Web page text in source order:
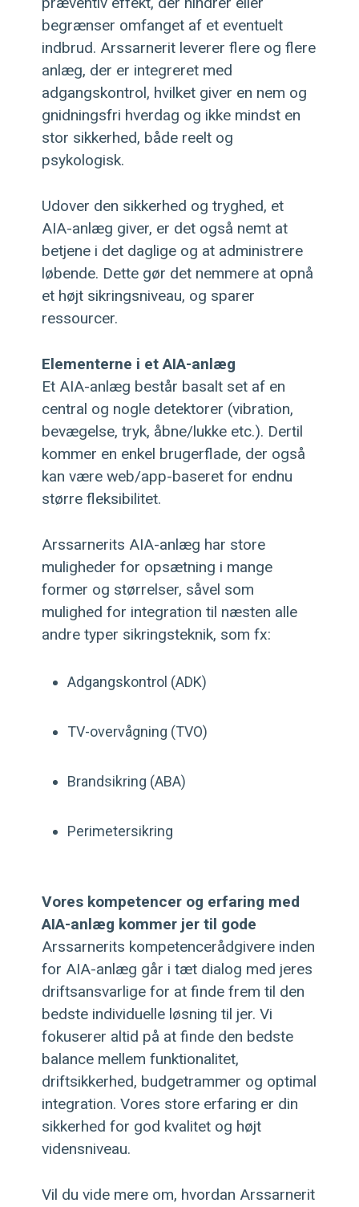
begrænser omfanget af et eventuelt
indbrud. Arssarnerit leverer flere og flere
anlæg, der er integreret med
adgangskontrol, hvilket giver en nem og
gnidningsfri hverdag og ikke mindst en
stor sikkerhed, både reelt og
psykologisk.
Udover den sikkerhed og tryghed, et
AIA-anlæg giver, er det også nemt at
betjene i det daglige og at administrere
løbende. Dette gør det nemmere at opnå
et højt sikringsniveau, og sparer
ressourcer.
Elementerne i et AIA-anlæg
Et AIA-anlæg består basalt set af en
central og nogle detektorer (vibration,
bevægelse, tryk, åbne/lukke etc.). Dertil
kommer en enkel brugerflade, der også
kan være web/app-baseret for endnu
større fleksibilitet.
Arssarnerits AIA-anlæg har store
muligheder for opsætning i mange
former og størrelser, såvel som
mulighed for integration til næsten alle
andre typer sikringsteknik, som fx:
Adgangskontrol (ADK)
TV-overvågning (TVO)
Brandsikring (ABA)
Perimetersikring
Vores kompetencer og erfaring med
AIA-anlæg kommer jer til gode
Arssarnerits kompetencerådgivere inden
for AIA-anlæg går i tæt dialog med jeres
driftsansvarlige for at finde frem til den
bedste individuelle løsning til jer. Vi
fokuserer altid på at finde den bedste
balance mellem funktionalitet,
driftsikkerhed, budgetrammer og optimal
integration. Vores store erfaring er din
sikkerhed for god kvalitet og højt
vidensniveau.
Vil du vide mere om, hvordan Arssarnerit